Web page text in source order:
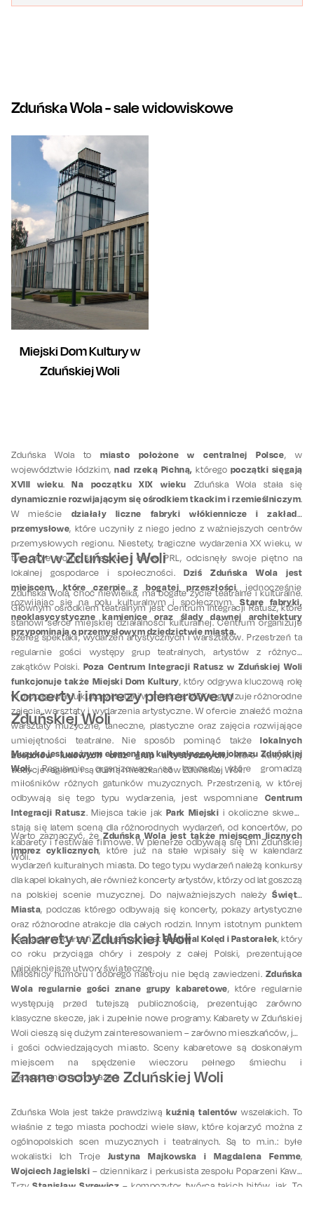
Zduńska Wola- sale widowiskowe
Miejski Dom Kultury w
Zduńskiej Woli
Zduńska Wola to miasto położone w centralnej Polsce, w
województwie łódzkim,nad rzeką Pichną,którego początki sięgają
XVIII wieku.Na początku XIX wieku Zduńska Wola stała się
dynamicznie rozwijającym się ośrodkiem tkackim i rzemieślniczym.
W mieście działały liczne fabryki włókiennicze i zakłady
przemysłowe, które uczyniły z niego jedno z ważniejszych centrów
przemysłowych regionu. Niestety, tragiczne wydarzenia XX wieku, w
tym obie wojny światowe i okres PRL, odcisnęły swoje piętno na
lokalnej gospodarce i społeczności.Dziś Zduńska Wola jest
miejscem, które czerpie z bogatej przeszłości, jednocześnie
rozwijając się na polu kulturalnym i społecznym.Stare fabryki,
neoklasycystyczne kamienice oraz ślady dawnej architektury
przypominają o przemysłowym dziedzictwie miasta.
Teatr w Zduńskiej Woli
Zduńska Wola, choć niewielka, ma bogate życie teatralne i kulturalne.
Głównym ośrodkiem teatralnym jest Centrum Integracji Ratusz, które
stanowi serce miejskiej działalności kulturalnej. Centrum organizuje
szereg spektakli, wydarzeń artystycznych i warsztatów. Przestrzeń ta
regularnie gości występy grup teatralnych, artystów z różnych
zakątków Polski. Poza Centrum Integracji Ratusz w Zduńskiej Woli
funkcjonuje także Miejski Dom Kultury, który odgrywa kluczową rolę
w propagowaniu kultury i sztuki w mieście. MDK organizuje różnorodne
zajęcia, warsztaty i wydarzenia artystyczne. W ofercie znaleźć można
warsztaty muzyczne, taneczne, plastyczne oraz zajęcia rozwijające
umiejętności teatralne. Nie sposób pominąć takżelokalnych
zespołów ludowych oraz grup artystycznych, które kultywują
tradycje regionu i są dumą mieszkańców Zduńskiej Woli.
Koncerty i imprezy plenerowe w
Zduńskiej Woli
Muzyka jest ważnym elementem kulturalnego krajobrazu Zduńskiej
Woli.Regularnie organizowane są koncerty, które gromadzą
miłośników różnych gatunków muzycznych. Przestrzenią, w której
odbywają się tego typu wydarzenia, jest wspomniane Centrum
Integracji Ratusz. Miejsca takie jak Park Miejski i okoliczne skwery
stają się latem sceną dla różnorodnych wydarzeń, od koncertów, po
kabarety i festiwale filmowe. W plenerze odbywają się Dni Zduńskiej
Woli.
Warto zaznaczyć, żeZduńska Wola jest także miejscem licznych
imprez cyklicznych, które już na stałe wpisały się w kalendarz
wydarzeń kulturalnych miasta. Do tego typu wydarzeń należą konkursy
dla kapel lokalnych, ale również koncerty artystów, którzy od lat goszczą
na polskiej scenie muzycznej. Do najważniejszych należyŚwięto
Miasta, podczas którego odbywają się koncerty, pokazy artystyczne
oraz różnorodne atrakcje dla całych rodzin. Innym istotnym punktem
na mapie wydarzeń kulturalnych jestFestiwal Kolęd i Pastorałek, który
co roku przyciąga chóry i zespoły z całej Polski, prezentujące
najpiękniejsze utwory świąteczne.
Kabarety w Zduńskiej Woli
Miłośnicy humoru i dobrego nastroju nie będą zawiedzeni. Zduńska
Wola regularnie gości znane grupy kabaretowe, które regularnie
występują przed tutejszą publicznością, prezentując zarówno
klasyczne skecze, jak i zupełnie nowe programy. Kabarety w Zduńskiej
Woli cieszą się dużym zainteresowaniem – zarówno mieszkańców, jak
i gości odwiedzających miasto. Sceny kabaretowe są doskonałym
miejscem na spędzenie wieczoru pełnego śmiechu i
niezapomnianych wrażeń.
Znane osoby ze Zduńskiej Woli
Zduńska Wola jest także prawdziwąkuźnią talentów wszelakich. To
właśnie z tego miasta pochodzi wiele sław, które kojarzyć można z
ogólnopolskich scen muzycznych i teatralnych. Są to m.in.: byłe
wokalistki Ich Troje Justyna Majkowska i Magdalena Femme,
Wojciech Jagielski – dziennikarz i perkusista zespołu Poparzeni Kawą
Trzy,Stanisław Syrewicz – kompozytor, twórca takich hitów, jak „To